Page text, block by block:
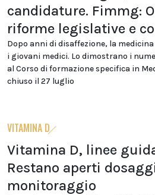
candidature. Fimmg:
riforme legislative e
Dopo anni di disaffezione, la
i giovani medici. Lo dimostrano i
al Corso di formazione specifica in
chiuso il 27 luglio
VITAMINA D
Vitamina D, linee
Restano aperti
monitoraggio